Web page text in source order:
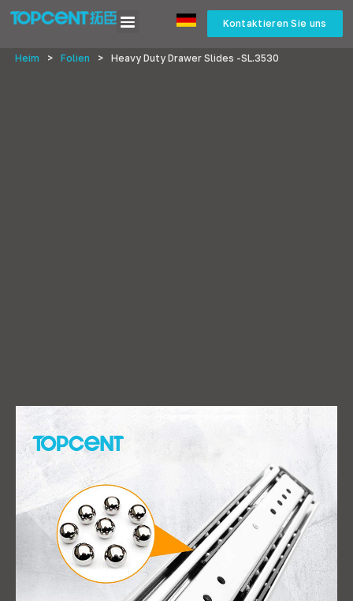
Kontaktieren Sie uns
Heim > Folien > Heavy Duty Drawer Slides -SL.3530